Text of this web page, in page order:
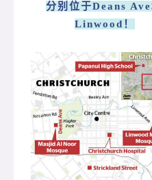
分别位于Deans Ave
Linwood！